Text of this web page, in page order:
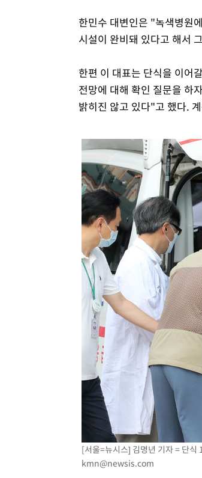
한민수 대변인은 "녹색병원
시설이 완비돼 있다고 해서
한편 이 대표는 단식을 이어
전망에 대해 확인 질문을 하
밝히진 않고 있다"고 했다.
[서울=뉴시스] 김명년 기자 = 단
kmn@newsis.com